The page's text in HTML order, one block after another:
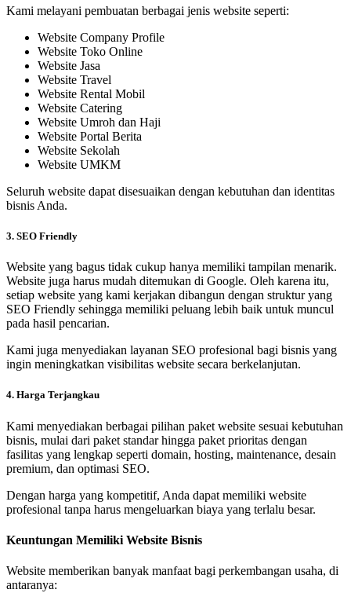
Kami melayani pembuatan berbagai jenis website seperti:
Website Company Profile
Website Toko Online
Website Jasa
Website Travel
Website Rental Mobil
Website Catering
Website Umroh dan Haji
Website Portal Berita
Website Sekolah
Website UMKM
Seluruh website dapat disesuaikan dengan kebutuhan dan identitas
bisnis Anda.
3. SEO Friendly
Website yang bagus tidak cukup hanya memiliki tampilan menarik.
Website juga harus mudah ditemukan di Google. Oleh karena itu,
setiap website yang kami kerjakan dibangun dengan struktur yang
SEO Friendly sehingga memiliki peluang lebih baik untuk muncul
pada hasil pencarian.
Kami juga menyediakan layanan SEO profesional bagi bisnis yang
ingin meningkatkan visibilitas website secara berkelanjutan.
4. Harga Terjangkau
Kami menyediakan berbagai pilihan paket website sesuai kebutuhan
bisnis, mulai dari paket standar hingga paket prioritas dengan
fasilitas yang lengkap seperti domain, hosting, maintenance, desain
premium, dan optimasi SEO.
Dengan harga yang kompetitif, Anda dapat memiliki website
profesional tanpa harus mengeluarkan biaya yang terlalu besar.
Keuntungan Memiliki Website Bisnis
Website memberikan banyak manfaat bagi perkembangan usaha, di
antaranya: